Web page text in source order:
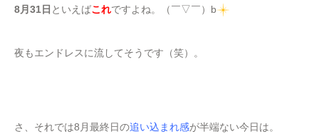
8月31日 といえばこれですよね。（￣▽￣）b
夜もエンドレスに流してそうです（笑）。
さ、それでは8月最終日の追い込まれ感が半端ない今日は。